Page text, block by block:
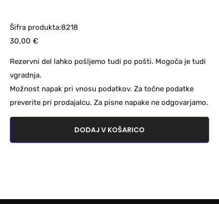
Šifra produkta:8218
30,00 €
Rezervni del lahko pošljemo tudi po pošti. Mogoča je tudi
vgradnja.
Možnost napak pri vnosu podatkov. Za točne podatke
preverite pri prodajalcu. Za pisne napake ne odgovarjamo.
DODAJ V KOŠARICO